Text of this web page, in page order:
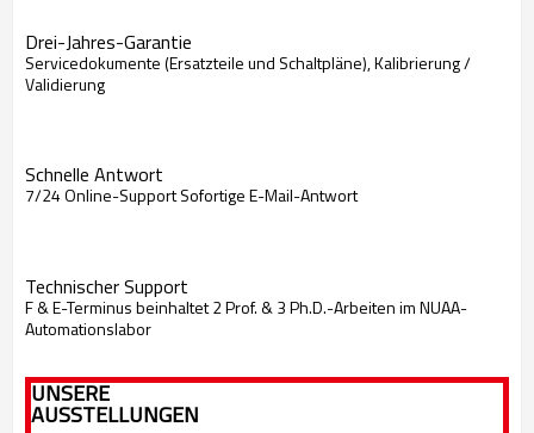
Drei-Jahres-Garantie
Servicedokumente (Ersatzteile und Schaltpläne), Kalibrierung /
Validierung
Schnelle Antwort
7/24 Online-Support Sofortige E-Mail-Antwort
Technischer Support
F & E-Terminus beinhaltet 2 Prof. & 3 Ph.D.-Arbeiten im NUAA-
Automationslabor
UNSERE
AUSSTELLUNGEN